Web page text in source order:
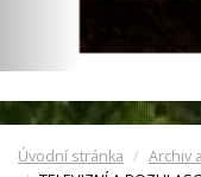
Úvodní stránka Archiv